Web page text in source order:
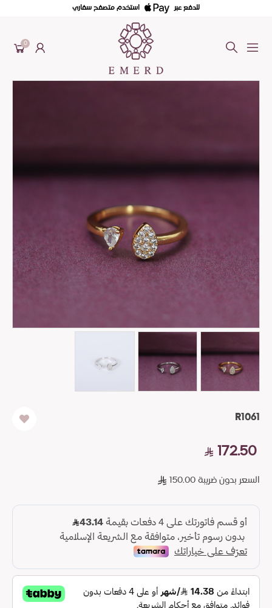
للدفع عبر استخدم متصفح سفاري
0
R1061
172.50
السعر بدون ضريبة 150.00